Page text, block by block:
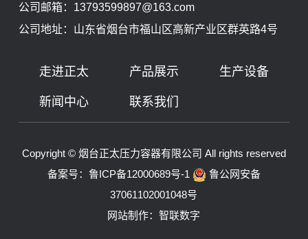
公司邮箱： 13793599897@163.com
公司地址：山东省烟台市福山区高新产业区群英路4号
走进正太 产品展示 生产设备
新闻中心 联系我们
Copyright © 烟台正太压力容器有限公司 All rights reserved
备案号： 鲁ICP备12000689号-1
鲁公网安备
37061102001048号
网站制作：智联数字